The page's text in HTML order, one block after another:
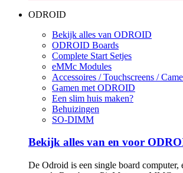
ODROID
Bekijk alles van ODROID
ODROID Boards
Complete Start Setjes
eMMc Modules
Accessoires / Touchscreens /
Gamen met ODROID
Een slim huis maken?
Behuizingen
SO-DIMM
Bekijk alles van en voor
De Odroid is een single board computer,